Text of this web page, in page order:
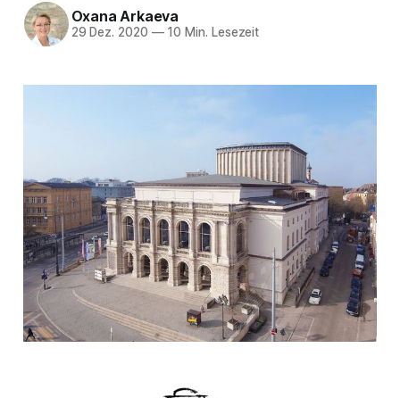
Oxana Arkaeva
29 Dez. 2020 —10 Min. Lesezeit